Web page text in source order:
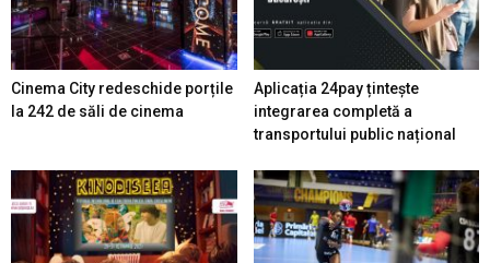
Cinema City redeschide porțile
la 242 de săli de cinema
Aplicația 24pay țintește
integrarea completă a
transportului public național